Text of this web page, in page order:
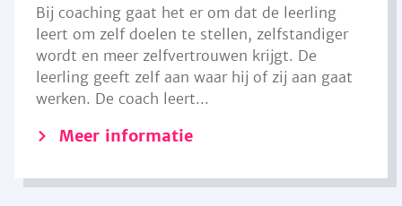
Bij coaching gaat het er om dat de leerling
leert om zelf doelen te stellen, zelfstandiger
wordt en meer zelfvertrouwen krijgt. De
leerling geeft zelf aan waar hij of zij aan gaat
werken. De coach leert...
Meer informatie